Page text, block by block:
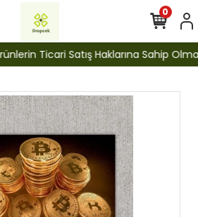
Ticari Satış Haklarına Sahip
0